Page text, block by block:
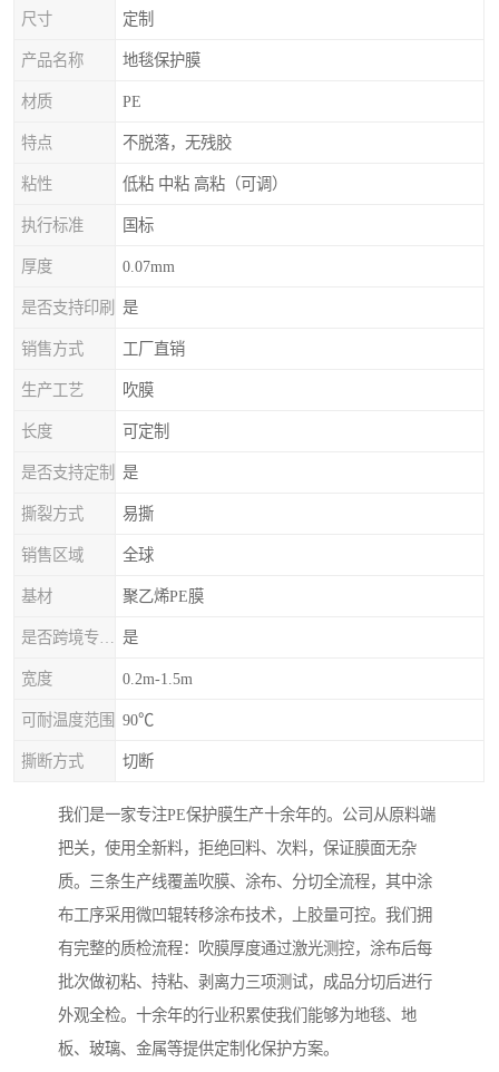
尺寸 定制
产品名称 地毯保护膜
材质 PE
特点 不脱落，无残胶
粘性 低粘 中粘 高粘（可调）
执行标准 国标
厚度 0.07mm
是否支持印刷 是
销售方式 工厂直销
生产工艺 吹膜
长度 可定制
是否支持定制 是
撕裂方式 易撕
销售区域 全球
基材 聚乙烯PE膜
是
宽度 0.2m-1.5m
可耐温度范围 90℃
撕断方式 切断
我们是一家专注PE保护膜生产十余年的。公司从原料端
把关，使用全新料，拒绝回料、次料，保证膜面无杂
质。三条生产线覆盖吹膜、涂布、分切全流程，其中涂
布工序采用微凹辊转移涂布技术，上胶量可控。我们拥
有完整的质检流程：吹膜厚度通过激光测控，涂布后每
批次做初粘、持粘、剥离力三项测试，成品分切后进行
外观全检。十余年的行业积累使我们能够为地毯、地
板、玻璃、金属等提供定制化保护方案。